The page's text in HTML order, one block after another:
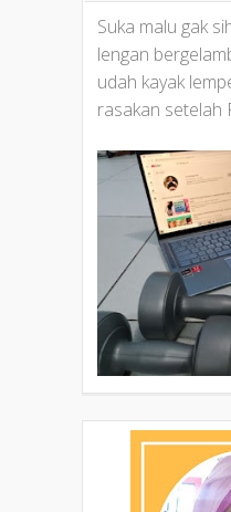
Suka malu gak
lengan
udah kayak
rasakan setelah